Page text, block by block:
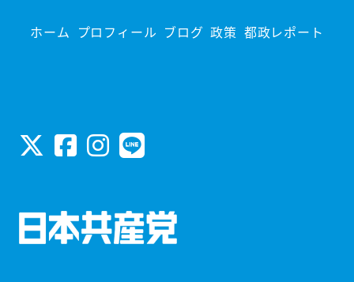
ホーム プロフィール ブログ 政策 都政レポート